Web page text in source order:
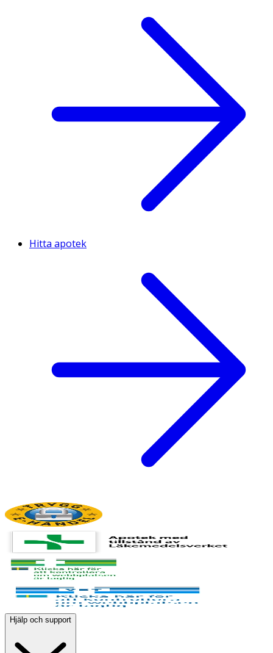
Hitta apotek
Hjälp och support